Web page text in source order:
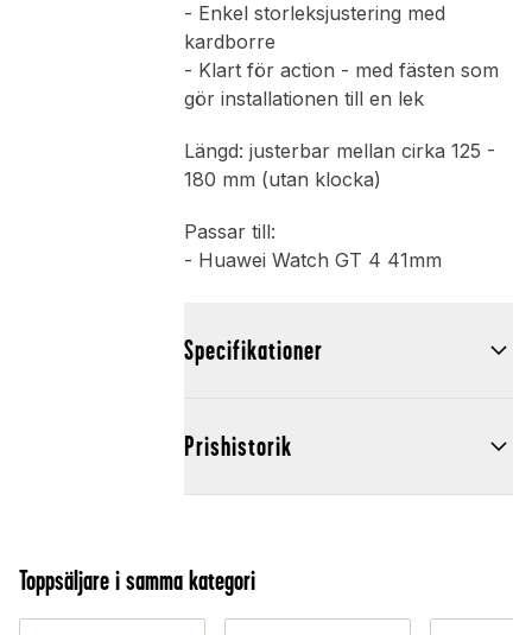
- Enkel storleksjustering med
kardborre
- Klart för action - med fästen som
gör installationen till en lek
Längd: justerbar mellan cirka 125 -
180 mm (utan klocka)
Passar till:
- Huawei Watch GT 4 41mm
Specifikationer
Prishistorik
Toppsäljare i samma kategori